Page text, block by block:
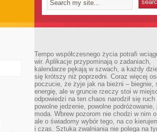
Tempo współczesnego życia potrafi
wir. Aplikacje przypominają o zadaniach,
kalendarze pękają w szwach, a każdy
się krótszy niż poprzedni. Coraz więcej
poczucie, że żyje jak na bieżni – biegnie,
energię, ale w gruncie rzeczy stoi w
odpowiedzi na ten chaos narodził się ruch
powolne jedzenie, powolne podróżowanie,
moda. Wbrew pozorom nie chodzi w nim
ale o świadomy wybór tego, na co
i czas. Sztuka zwalniania nie polega na